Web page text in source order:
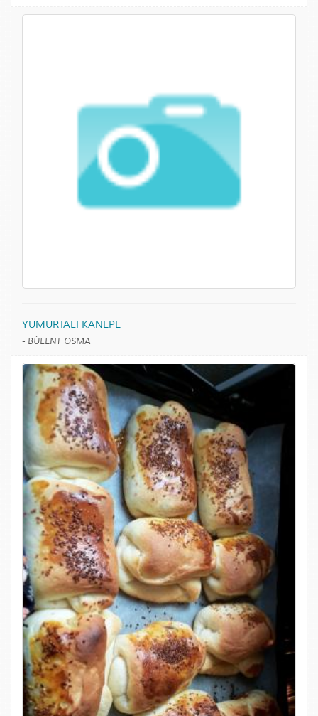
YUMURTALI KANEPE
- BÜLENT OSMA